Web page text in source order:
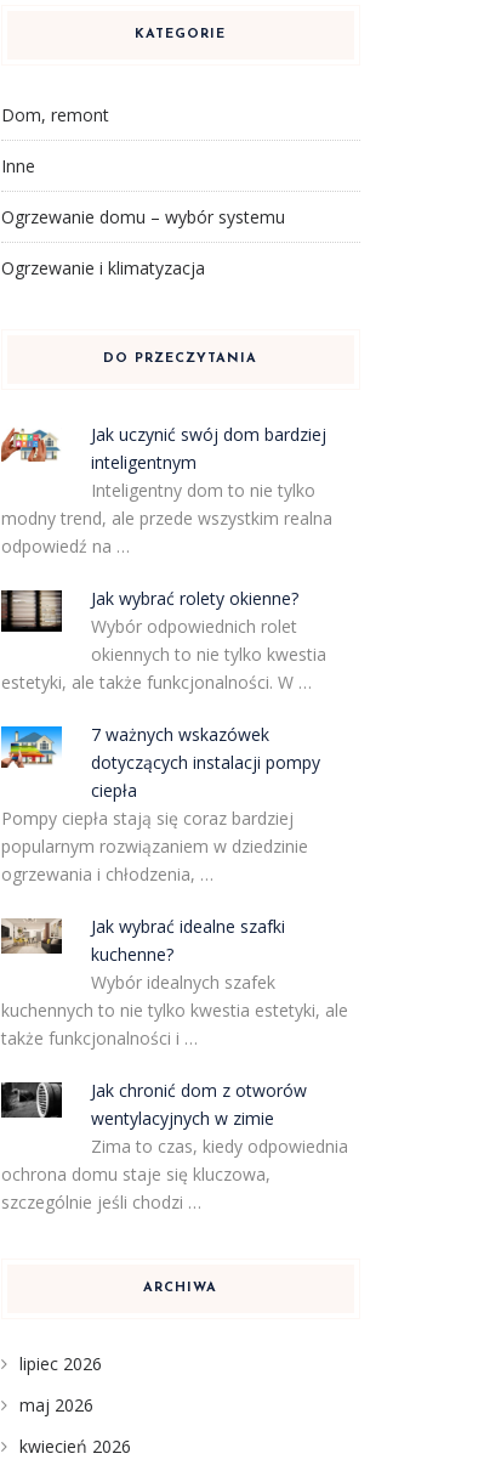
KATEGORIE
Dom, remont
Inne
Ogrzewanie domu – wybór systemu
Ogrzewanie i klimatyzacja
DO PRZECZYTANIA
Jak uczynić swój dom bardziej
inteligentnym
Inteligentny dom to nie tylko
modny trend, ale przede wszystkim realna
odpowiedź na …
Jak wybrać rolety okienne?
Wybór odpowiednich rolet
okiennych to nie tylko kwestia
estetyki, ale także funkcjonalności. W …
7 ważnych wskazówek
dotyczących instalacji pompy
ciepła
Pompy ciepła stają się coraz bardziej
popularnym rozwiązaniem w dziedzinie
ogrzewania i chłodzenia, …
Jak wybrać idealne szafki
kuchenne?
Wybór idealnych szafek
kuchennych to nie tylko kwestia estetyki, ale
także funkcjonalności i …
Jak chronić dom z otworów
wentylacyjnych w zimie
Zima to czas, kiedy odpowiednia
ochrona domu staje się kluczowa,
szczególnie jeśli chodzi …
ARCHIWA
lipiec 2026
maj 2026
kwiecień 2026